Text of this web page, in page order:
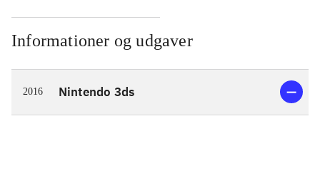
Informationer og udgaver
2016 Nintendo 3ds